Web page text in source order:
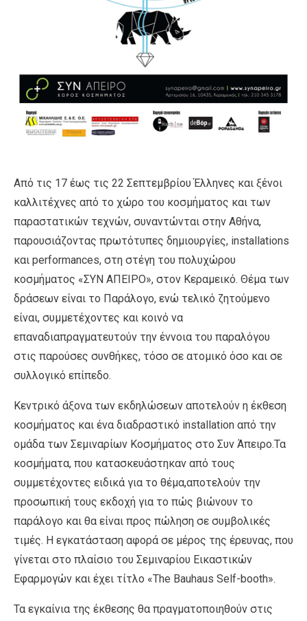
Από τις 17 έως τις 22 Σεπτεμβρίου Έλληνες και ξένοι
καλλιτέχνες από το χώρο του κοσμήματος και των
παραστατικών τεχνών, συναντώνται στην Αθήνα,
παρουσιάζοντας πρωτότυπες δημιουργίες, installations
και performances, στη στέγη του πολυχώρου
κοσμήματος «ΣΥΝ ΑΠΕΙΡΟ», στον Κεραμεικό. Θέμα των
δράσεων είναι το Παράλογο, ενώ τελικό ζητούμενο
είναι, συμμετέχοντες και κοινό να
επαναδιαπραγματευτούν την έννοια του παραλόγου
στις παρούσες συνθήκες, τόσο σε ατομικό όσο και σε
συλλογικό επίπεδο.
Κεντρικό άξονα των εκδηλώσεων αποτελούν η έκθεση
κοσμήματος και ένα διαδραστικό installation από την
ομάδα των Σεμιναρίων Κοσμήματος στο Συν Άπειρο.Τα
κοσμήματα, που κατασκευάστηκαν από τους
συμμετέχοντες ειδικά για το θέμα,αποτελούν την
προσωπική τους εκδοχή για το πώς βιώνουν το
παράλογο και θα είναι προς πώληση σε συμβολικές
τιμές. Η εγκατάσταση αφορά σε μέρος της έρευνας, που
γίνεται στο πλαίσιο του Σεμιναρίου Εικαστικών
Εφαρμογών και έχει τίτλο «The Bauhaus Self-booth».
Τα εγκαίνια της έκθεσης θα πραγματοποιηθούν στις